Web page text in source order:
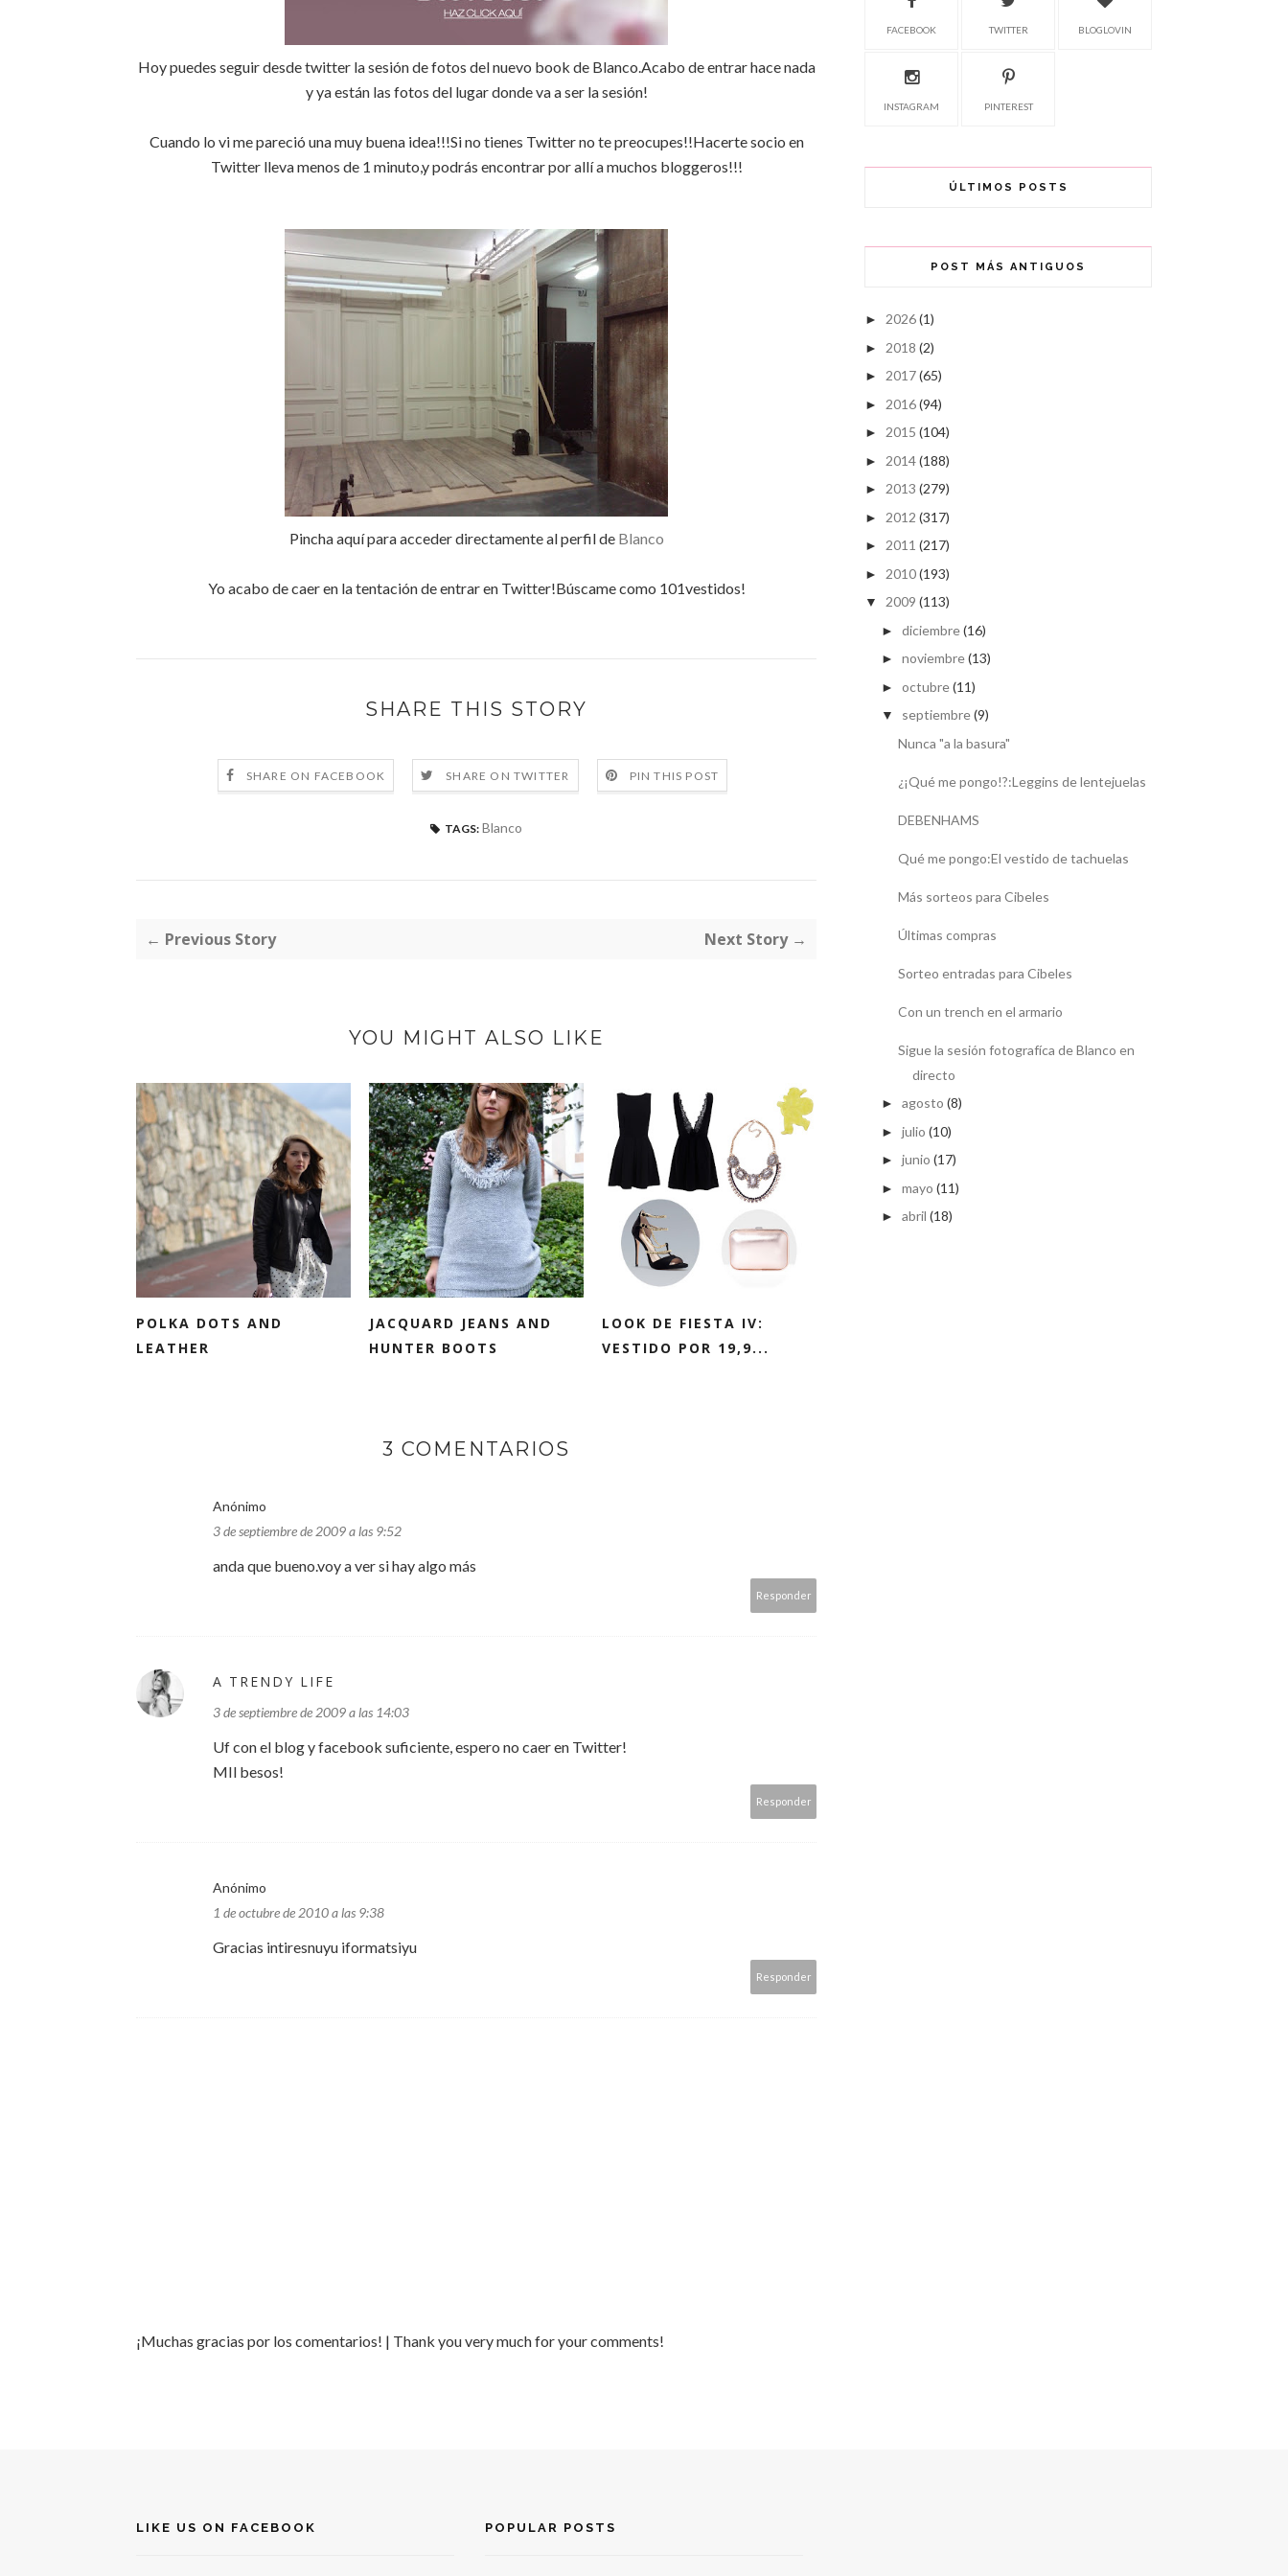
Hoy puedes seguir desdetwitterla sesión de fotos del nuevo book de Blanco.Acabo de entrar hace nada
y ya están las fotos del lugar donde va a ser la sesión!
Cuando lo vi me pareció una muy buena idea!!!Si no tienes Twitterno te preocupes!!Hacerte socio en
Twitterlleva menos de 1 minuto,y podrás encontrar por allí a muchos bloggeros!!!
Pincha aquí para accederdirectamenteal perfil de Blanco
Yo acabo de caer en la tentación de entrar en Twitter!Búscamecomo 101vestidos!
SHARE THIS STORY
SHARE ON FACEBOOK SHARE ON TWITTER PIN THIS POST
TAGS: Blanco
← Previous Story Next Story →
YOU MIGHT ALSO LIKE
POLKA DOTS AND
LEATHER
JACQUARD JEANS AND
HUNTER BOOTS
LOOK DE FIESTA IV:
VESTIDO POR 19,9...
3 COMENTARIOS
Anónimo
3 de septiembre de 2009 a las 9:52
anda que bueno.voy a ver si hay algo más
Responder
A TRENDY LIFE
3 de septiembre de 2009 a las 14:03
Uf con el blog y facebook suficiente, espero no caer en Twitter!
MIl besos!
Responder
Anónimo
1 de octubre de 2010 a las 9:38
Gracias intiresnuyu iformatsiyu
Responder
¡Muchas gracias por los comentarios! | Thank you very much for your comments!
FACEBOOK TWITTER BLOGLOVIN
INSTAGRAM PINTEREST
ÚLTIMOS POSTS
POST MÁS ANTIGUOS
► 2026(1)
► 2018 (2)
► 2017(65)
► 2016(94)
► 2015 (104)
► 2014(188)
► 2013 (279)
► 2012 (317)
► 2011 (217)
► 2010(193)
▼ 2009 (113)
► diciembre(16)
► noviembre(13)
► octubre(11)
▼ septiembre(9)
Nunca "a la basura"
¿¡Qué me pongo!?:Leggins de lentejuelas
DEBENHAMS
Qué me pongo:El vestido de tachuelas
Más sorteos para Cibeles
Últimas compras
Sorteo entradas para Cibeles
Con un trench en el armario
Sigue la sesión fotografíca de Blanco en
directo
► agosto (8)
► julio (10)
► junio (17)
► mayo (11)
► abril (18)
LIKE US ON FACEBOOK POPULAR POSTS